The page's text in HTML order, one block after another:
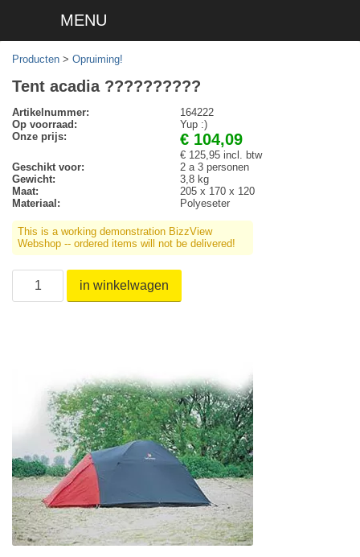
MENU
Producten > Opruiming!
Tent acadia ??????????
Artikelnummer:
164222
Op voorraad:
Yup :)
Onze prijs:
€ 104,09
€ 125,95 incl. btw
Geschikt voor:
2 a 3 personen
Gewicht:
3,8 kg
Maat:
205 x 170 x 120
Materiaal:
Polyeseter
This is a working demonstration BizzView
Webshop -- ordered items will not be delivered!
in winkelwagen